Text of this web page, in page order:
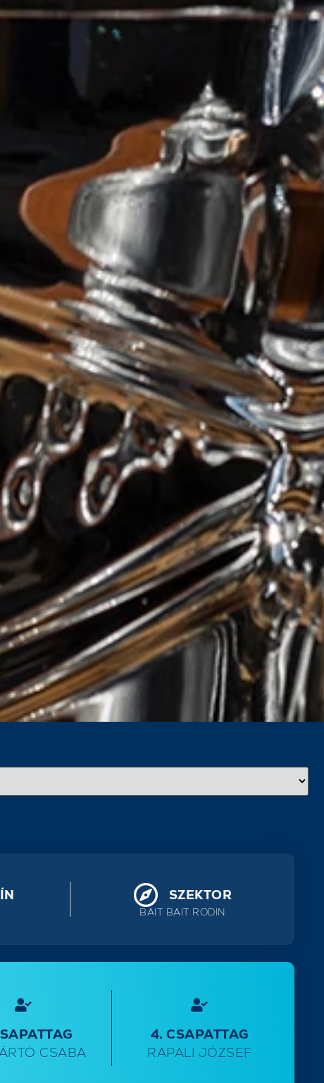
SZEKTOR
BAIT BAIT RODIN
CSABA
4. CSAPATTAG
RAPALI JÓZSEF